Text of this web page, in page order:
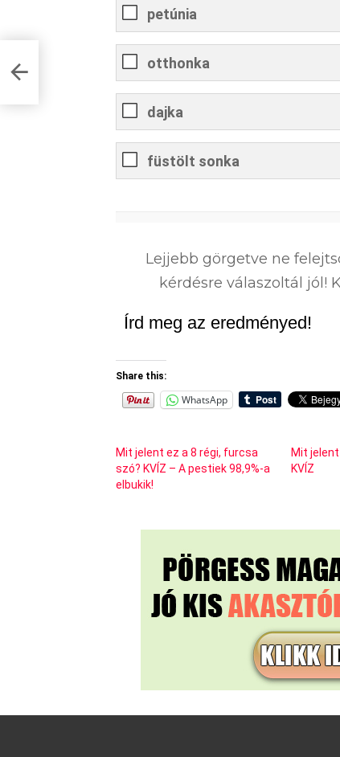
petúnia
otthonka
dajka
füstölt sonka
Lejjebb görgetve ne
kérdésre válaszoltál jól!
Írd meg az eredményed!
Share this:
WhatsApp
Mit jelent ez a 8 régi, furcsa
szó? KVÍZ – A pestiek 98,9%-a
elbukik!
Mit
KVÍZ